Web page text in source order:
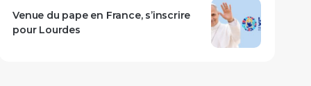
Venue du pape en France, s’inscrire
pour Lourdes